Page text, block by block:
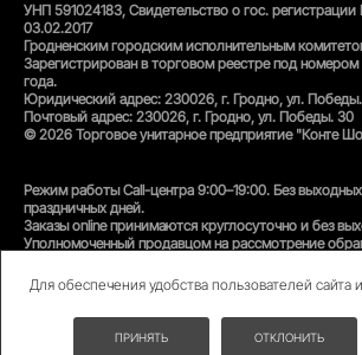
Для обеспечения удобства пользователей сайта
ПРИНЯТЬ ОТКЛОНИТЬ
УНП 591024183, Свидетельство о гос.
03.02.2017
Гродненским городским исполнительным
Зарегистрирован в торговом реестре под
года.
Юридический адрес: 230026, г. Гродно, ул.
Почтовый адрес: 230026, г. Гродно, ул. Победы. 30
© 2026 Торговое унитарное предприятие "Конте
Режим работы Call-центра 9:00–19:00. Без
праздничных дней.
Заказы online принимаются круглосуточно и без
Уполномоченный продавцом на рассмотрение
Унитарного предприятия «Конте Шоп», тел:
info@conteshop.by
Уполномоченный по защите прав потребителей:
Отдел общественного питания и услуг управления